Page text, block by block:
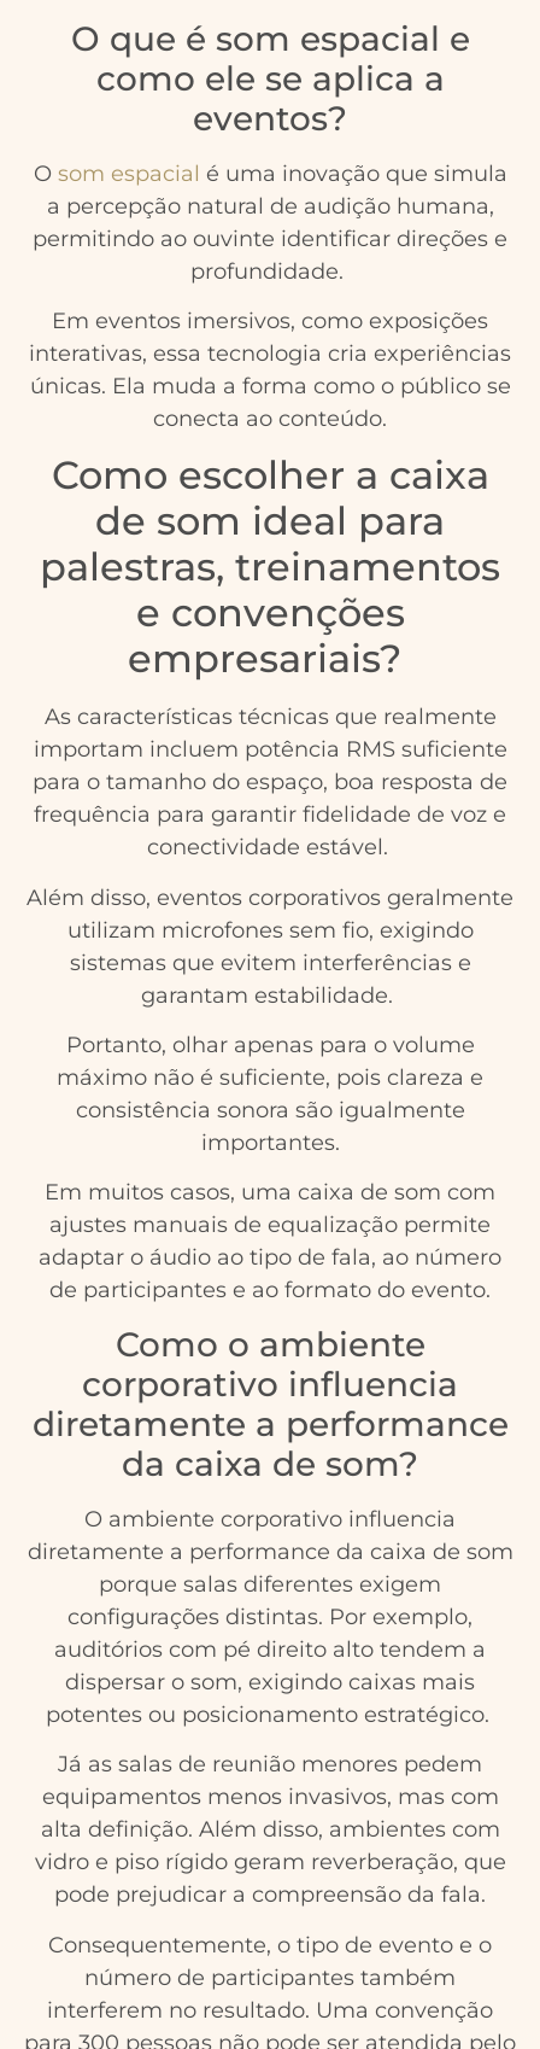
O que é som espacial e
como ele se aplica a
eventos?
O som espacial é uma inovação que simula
a percepção natural de audição humana,
permitindo ao ouvinte identificar direções e
profundidade.
Em eventos imersivos, como exposições
interativas, essa tecnologia cria experiências
únicas. Ela muda a forma como o público se
conecta ao conteúdo.
Como escolher a caixa
de som ideal para
palestras, treinamentos
e convenções
empresariais?
As características técnicas que realmente
importam incluem potência RMS suficiente
para o tamanho do espaço, boa resposta de
frequência para garantir fidelidade de voz e
conectividade estável.
Além disso, eventos corporativos geralmente
utilizam microfones sem fio, exigindo
sistemas que evitem interferências e
garantam estabilidade.
Portanto, olhar apenas para o volume
máximo não é suficiente, pois clareza e
consistência sonora são igualmente
importantes.
Em muitos casos, uma caixa de som com
ajustes manuais de equalização permite
adaptar o áudio ao tipo de fala, ao número
de participantes e ao formato do evento.
Como o ambiente
corporativo influencia
diretamente a performance
da caixa de som?
O ambiente corporativo influencia
diretamente a performance da caixa de som
porque salas diferentes exigem
configurações distintas. Por exemplo,
auditórios com pé direito alto tendem a
dispersar o som, exigindo caixas mais
potentes ou posicionamento estratégico.
Já as salas de reunião menores pedem
equipamentos menos invasivos, mas com
alta definição. Além disso, ambientes com
vidro e piso rígido geram reverberação, que
pode prejudicar a compreensão da fala.
Consequentemente, o tipo de evento e o
número de participantes também
interferem no resultado. Uma convenção
para 300 pessoas não pode ser atendida pelo